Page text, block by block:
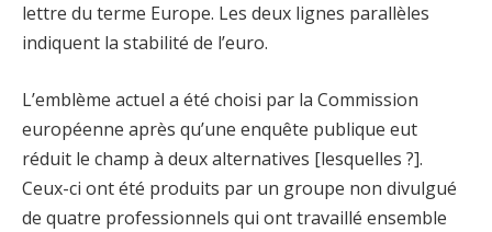
lettre du terme Europe. Les deux lignes parallèles
indiquent la stabilité de l’euro.
L’emblème actuel a été choisi par la Commission
européenne après qu’une enquête publique eut
réduit le champ à deux alternatives [lesquelles ?].
Ceux-ci ont été produits par un groupe non divulgué
de quatre professionnels qui ont travaillé ensemble